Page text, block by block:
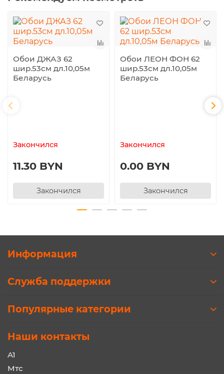
Обои ДЖАЗ 62
шир.53см дл.10,05м
Беларусь
Закончился
11.30 BYN
Закончился
Обои ЛЕОН ФОН 62
шир.53см дл.10,05м
Беларусь
Закончился
0.00 BYN
Закончился
Информация
Служба поддержки
Популярные категории
Наши контакты
A1
Мтс